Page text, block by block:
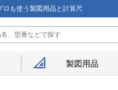
も使う製図用品と計算尺
製図用品